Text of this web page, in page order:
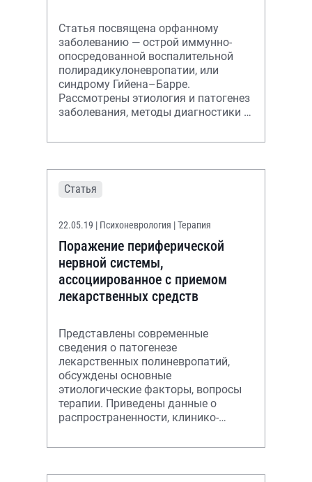
Статья посвящена орфанному
заболеванию — острой иммунно-
опосредованной воспалительной
полирадикулоневропатии, или
синдрому Гийена–Барре.
Рассмотрены этиология и патогенез
заболевания, методы диагностики и
наблюдение.
Статья
22.05.19 | Психоневрология | Терапия
Поражение периферической
нервной системы,
ассоциированное с приемом
лекарственных средств
Представлены современные
сведения о патогенезе
лекарственных полиневропатий,
обсуждены основные
этиологические факторы, вопросы
терапии. Приведены данные о
распространенности, клинико-
особенностях полиневропатий,